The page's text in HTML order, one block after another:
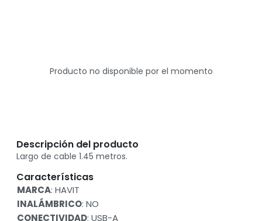
Producto no disponible por el momento
Descripción del producto
Largo de cable 1.45 metros.
Características
MARCA: HAVIT
INALÁMBRICO: NO
CONECTIVIDAD: USB-A